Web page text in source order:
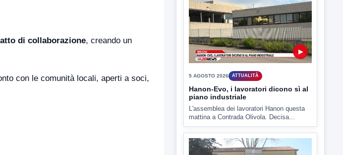
di collaborazione, creando un
con le comunità locali, aperti a soci,
▶
5 AGOSTO 2026 ATTUALITÀ
Hanon-Evo, i lavoratori dicono sì al
piano industriale
L'assemblea dei lavoratori Hanon questa
mattina a Contrada Olivola. Decisa...